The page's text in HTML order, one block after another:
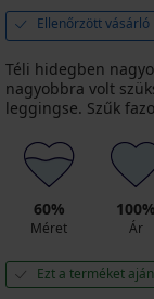
Ellenőrzött vásárló
Téli hidegben
nagyobbra volt
leggingse. Szűk
60%
Méret
100%
Ár
Ezt a terméket